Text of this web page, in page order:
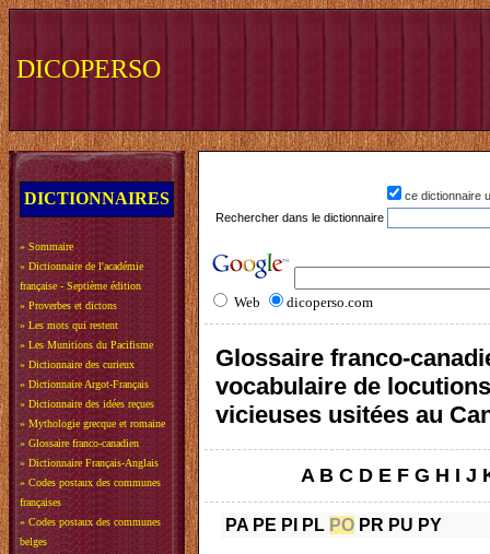
DICOPERSO
DICTIONNAIRES
» Sommaire
» Dictionnaire de l'académie
française - Septième édition
» Proverbes et dictons
» Les mots qui restent
» Les Munitions du Pacifisme
» Dictionnaire des curieux
» Dictionnaire Argot-Français
» Dictionnaire des idées reçues
» Mythologie grecque et romaine
» Glossaire franco-canadien
» Dictionnaire Français-Anglais
» Codes postaux des communes
françaises
» Codes postaux des communes
belges
ce dictionnaire
Rechercher dans le dictionnaire
Web dicoperso.com
Glossaire franco-
vocabulaire de locutions
vicieuses usitées au
A B C D E F G H I J
PA PE PI PL PO PR PU PY